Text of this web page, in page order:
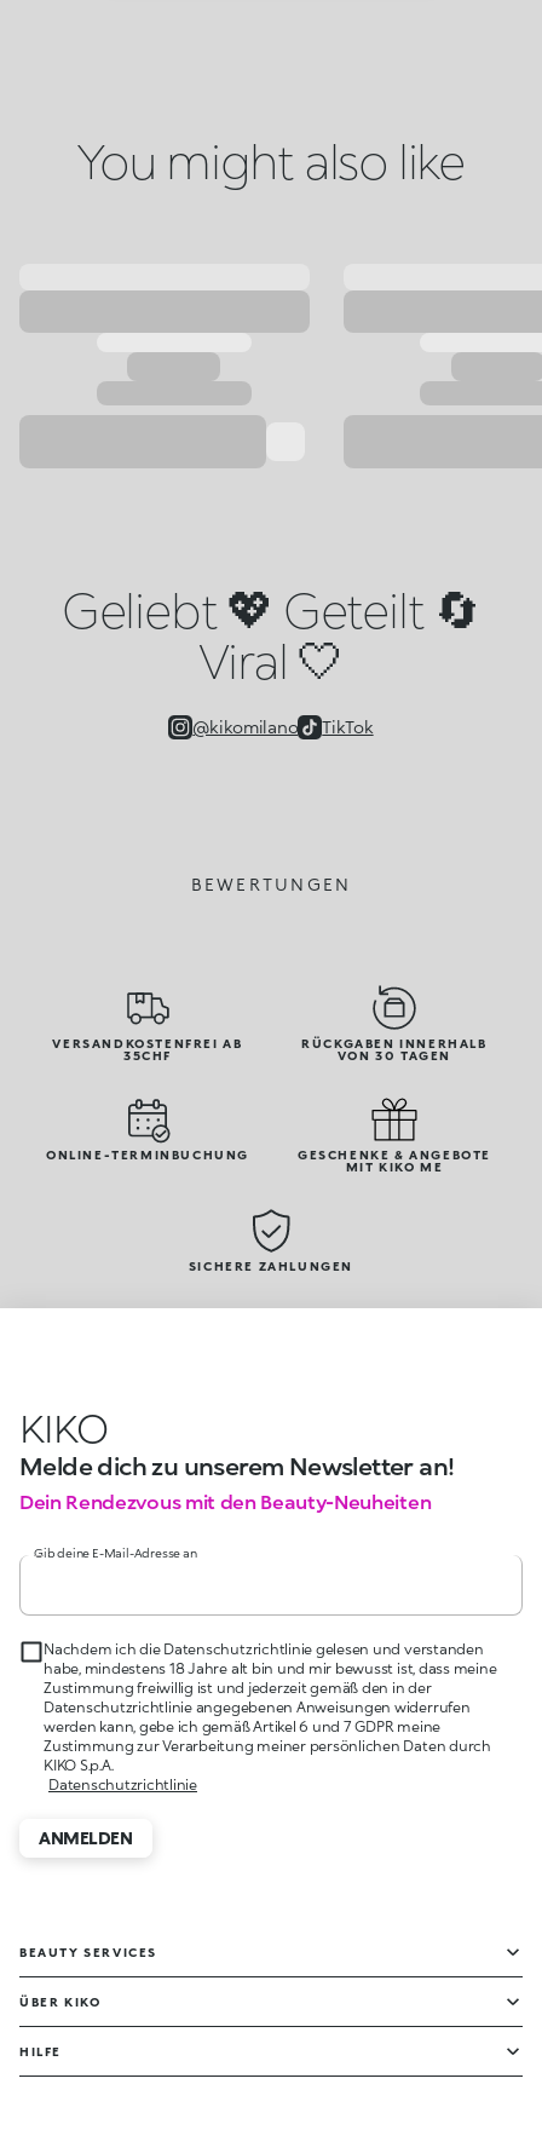
You might also like
Geliebt 💖 Geteilt 🔄
Viral 🤍
@kikomilano TikTok
BEWERTUNGEN
VERSANDKOSTENFREI AB
35CHF
RÜCKGABEN INNERHALB
VON 30 TAGEN
ONLINE-TERMINBUCHUNG
GESCHENKE & ANGEBOTE
MIT KIKO ME
SICHERE ZAHLUNGEN
KIKO
Melde dich zu unserem Newsletter an!
Dein Rendezvous mit den Beauty-Neuheiten
Gib deine E-Mail-Adresse an
Nachdem ich die Datenschutzrichtlinie gelesen und verstanden
habe, mindestens 18 Jahre alt bin und mir bewusst ist, dass meine
Zustimmung freiwillig ist und jederzeit gemäß den in der
Datenschutzrichtlinie angegebenen Anweisungen widerrufen
werden kann, gebe ich gemäß Artikel 6 und 7 GDPR meine
Zustimmung zur Verarbeitung meiner persönlichen Daten durch
KIKO S.p.A.
Datenschutzrichtlinie
ANMELDEN
BEAUTY SERVICES
ÜBER KIKO
HILFE